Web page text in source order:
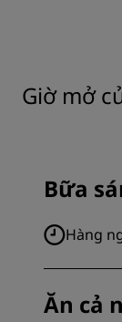
Giờ mở
Bữa
Hàng
Ăn cả